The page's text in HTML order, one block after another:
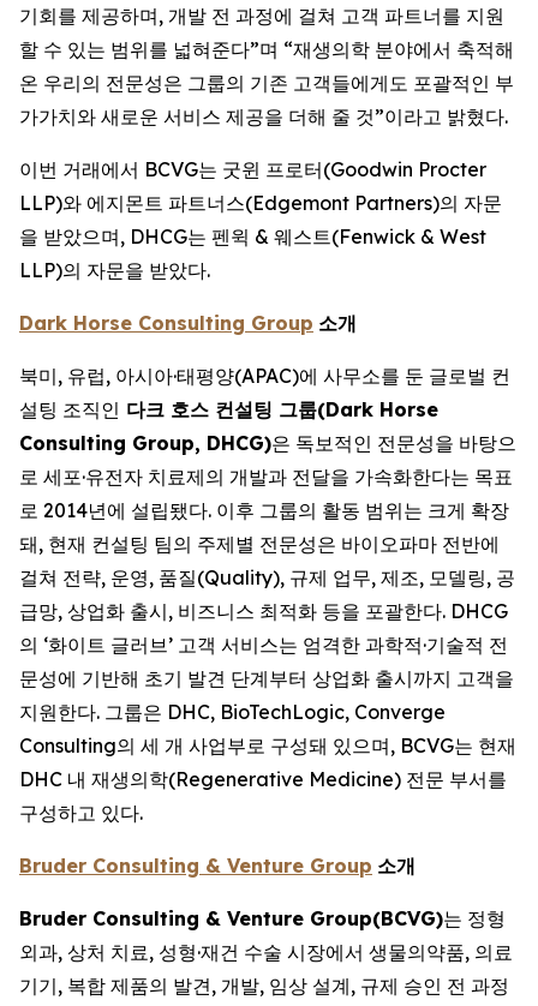
기회를 제공하며, 개발 전 과정에 걸쳐 고객 파트너를 지원
할 수 있는 범위를 넓혀준다”며 “재생의학 분야에서 축적해
온 우리의 전문성은 그룹의 기존 고객들에게도 포괄적인 부
가가치와 새로운 서비스 제공을 더해 줄 것”이라고 밝혔다.
이번 거래에서 BCVG는 굿윈 프로터(Goodwin Procter
LLP)와 에지몬트 파트너스(Edgemont Partners)의 자문
을 받았으며, DHCG는 펜윅 & 웨스트(Fenwick & West
LLP)의 자문을 받았다.
Dark Horse Consulting Group 소개
북미, 유럽, 아시아·태평양(APAC)에 사무소를 둔 글로벌 컨
설팅 조직인 다크 호스 컨설팅 그룹(Dark Horse
Consulting Group, DHCG)은 독보적인 전문성을 바탕으
로 세포·유전자 치료제의 개발과 전달을 가속화한다는 목표
로 2014년에 설립됐다. 이후 그룹의 활동 범위는 크게 확장
돼, 현재 컨설팅 팀의 주제별 전문성은 바이오파마 전반에
걸쳐 전략, 운영, 품질(Quality), 규제 업무, 제조, 모델링, 공
급망, 상업화 출시, 비즈니스 최적화 등을 포괄한다. DHCG
의 ‘화이트 글러브’ 고객 서비스는 엄격한 과학적·기술적 전
문성에 기반해 초기 발견 단계부터 상업화 출시까지 고객을
지원한다. 그룹은 DHC, BioTechLogic, Converge
Consulting의 세 개 사업부로 구성돼 있으며, BCVG는 현재
DHC 내 재생의학(Regenerative Medicine) 전문 부서를
구성하고 있다.
Bruder Consulting & Venture Group 소개
Bruder Consulting & Venture Group(BCVG)는 정형
외과, 상처 치료, 성형·재건 수술 시장에서 생물의약품, 의료
기기, 복합 제품의 발견, 개발, 임상 설계, 규제 승인 전 과정